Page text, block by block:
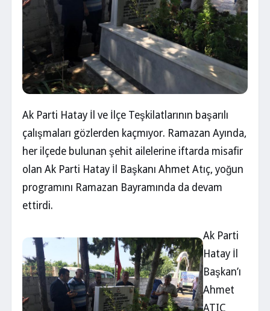
Ak Parti Hatay İl ve İlçe Teşkilatlarının başarılı
çalışmaları gözlerden kaçmıyor. Ramazan Ayında,
her ilçede bulunan şehit ailelerine iftarda misafir
olan Ak Parti Hatay İl Başkanı Ahmet Atıç, yoğun
programını Ramazan Bayramında da devam
ettirdi.
Ak Parti
Hatay İl
Başkan’ı
Ahmet
ATIÇ